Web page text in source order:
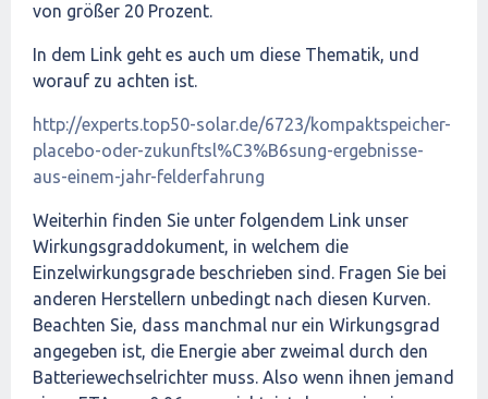
von größer 20 Prozent.
In dem Link geht es auch um diese Thematik, und
worauf zu achten ist.
http://experts.top50-solar.de/6723/kompaktspeicher-
placebo-oder-zukunftsl%C3%B6sung-ergebnisse-
aus-einem-jahr-felderfahrung
Weiterhin finden Sie unter folgendem Link unser
Wirkungsgraddokument, in welchem die
Einzelwirkungsgrade beschrieben sind. Fragen Sie bei
anderen Herstellern unbedingt nach diesen Kurven.
Beachten Sie, dass manchmal nur ein Wirkungsgrad
angegeben ist, die Energie aber zweimal durch den
Batteriewechselrichter muss. Also wenn ihnen jemand